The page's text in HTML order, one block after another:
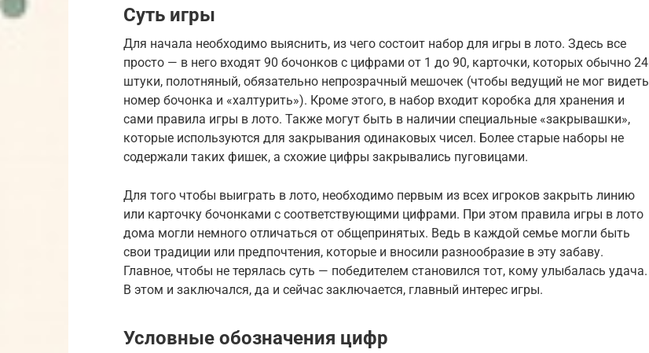
Суть игры
Для начала необходимо выяснить, из чего состоит набор для игры в лото. Здесь все
просто — в него входят 90 бочонков с цифрами от 1 до 90, карточки, которых обычно 24
штуки, полотняный, обязательно непрозрачный мешочек (чтобы ведущий не мог видеть
номер бочонка и «халтурить»). Кроме этого, в набор входит коробка для хранения и
сами правила игры в лото. Также могут быть в наличии специальные «закрывашки»,
которые используются для закрывания одинаковых чисел. Более старые наборы не
содержали таких фишек, а схожие цифры закрывались пуговицами.
Для того чтобы выиграть в лото, необходимо первым из всех игроков закрыть линию
или карточку бочонками с соответствующими цифрами. При этом правила игры в лото
дома могли немного отличаться от общепринятых. Ведь в каждой семье могли быть
свои традиции или предпочтения, которые и вносили разнообразие в эту забаву.
Главное, чтобы не терялась суть — победителем становился тот, кому улыбалась удача.
В этом и заключался, да и сейчас заключается, главный интерес игры.
Условные обозначения цифр